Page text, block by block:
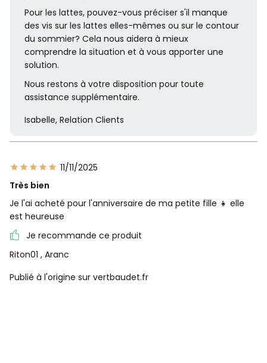
Pour les lattes, pouvez-vous préciser s'il manque
des vis sur les lattes elles-mêmes ou sur le contour
du sommier? Cela nous aidera à mieux
comprendre la situation et à vous apporter une
solution.
Nous restons à votre disposition pour toute
assistance supplémentaire.
Isabelle, Relation Clients
11/11/2025
Très bien
Je l'ai acheté pour l'anniversaire de ma petite fille 👧 elle
est heureuse
Je recommande ce produit
Riton01 , Aranc
Publié à l'origine sur vertbaudet.fr